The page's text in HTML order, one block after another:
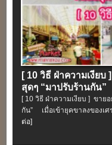
[ 10 วิธี ฝ่าความเงียบ
สุดๆ “มาปรับร้านกัน”
[ 10 วิธี ฝ่าความเงียบ ] ขาย
กัน” เมื่อเข้ายุคขาลงของเ
ต่อ]